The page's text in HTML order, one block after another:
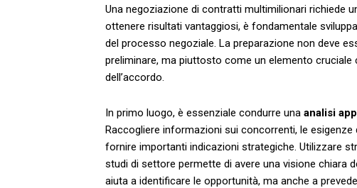
Una negoziazione di ‍contratti multimilionari richiede
ottenere risultati vantaggiosi, è‌ fondamentale
del processo negoziale. La​ preparazione non‌ deve
preliminare, ma ‌piuttosto come ⁢un elemento
dell’accordo.
In primo luogo, è essenziale condurre una analisi
Raccogliere informazioni sui concorrenti, ⁤le
fornire importanti indicazioni strategiche. Utilizzare
studi di settore permette di avere una ⁤visione chiara⁤
aiuta a identificare le opportunità, ma ‌anche a